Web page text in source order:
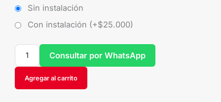
Sin instalación
Con instalación (+$25.000)
Agregar al carrito
Consultar por WhatsApp